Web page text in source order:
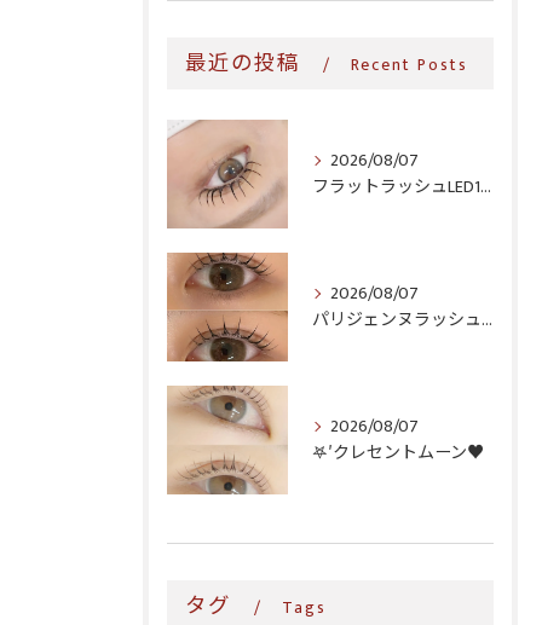
最近の投稿 Recent Posts
2026/08/07
フラットラッシュLED100本＆ヘルシー‎🤍
2026/08/07
パリジェンヌラッシュリフト♪
2026/08/07
𖤐′クレセントムーン♥️
タグ Tags